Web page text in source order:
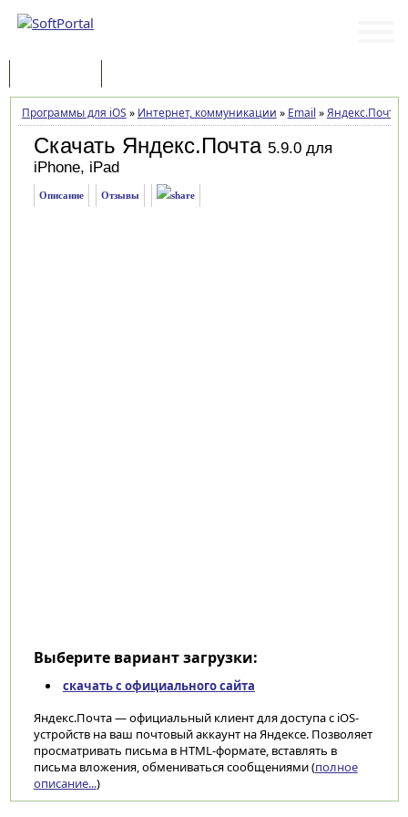
Программы для iOS » Интернет, коммуникации » Email »Яндекс.Почта
Скачать Яндекс.Почта 5.9.0 для
iPhone, iPad
Описание Отзывы
Выберите вариант загрузки:
скачать с официального сайта
Яндекс.Почта — официальный клиент для доступа с iOS-
устройств на ваш почтовый аккаунт на Яндексе. Позволяет
просматривать письма в HTML-формате, вставлять в
письма вложения, обмениваться сообщениями (полное
описание...)